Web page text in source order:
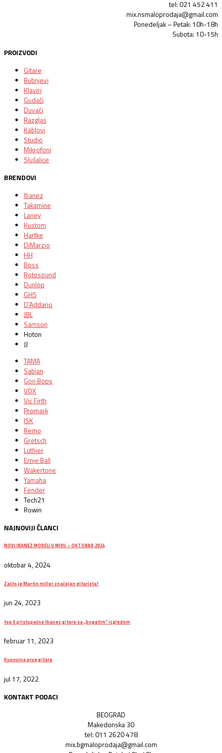
tel: 021 452 411
mix.nsmaloprodaja@gmail.com
Ponedeljak – Petak: 10h-18h
Subota: 10-15h
PROIZVODI
Gitare
Bubnjevi
Klaviri
Gudači
Duvači
Razglas
Kablovi
Studio
Mikrofoni
Slušalice
BRENDOVI
Ibanez
Takamine
Laney
Kustom
Hartke
DiMarzio
HH
Boss
Rotosound
Dunlop
GHS
D’Addario
JBL
Samson
Hoton
JJ
TAMA
Sabian
Gon Bops
VOX
Vic Firth
Promark
ISK
Remo
Gretsch
Luthier
Ernie Ball
Wakertone
Yamaha
Fender
Tech21
Rowin
NAJNOVIJI ČLANCI
NOVI IBANEZ MODELI U MIXU – OKTOBAR 2024
oktobar 4, 2024
Zašto je Martin miller značajan gitarista?
jun 24, 2023
top 3 pristupačne Ibanez gitare sa „bogatim“ izgledom
februar 11, 2023
Kupovina prve gitare
jul 17, 2022
KONTAKT PODACI
BEOGRAD
Makedonska 30
tel: 011 2620 478
mix.bgmaloprodaja@gmail.com